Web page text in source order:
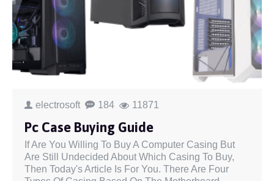
electrosoft 184 11871
Pc Case Buying Guide
If Are You Willing To Buy A Computer Casing But
Are Still Undecided About Which Casing To Buy,
Then Today's Article Is For You. There Are Four